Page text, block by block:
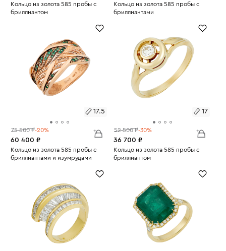
Размеры:
Кольцо из золота 585 пробы с
бриллиантом
Размеры:
Кольцо из золота 585 пробы с
бриллиантами
17.5
75 500 ₽-20%
60 400 ₽
Размеры:
Кольцо из золота 585 пробы с
бриллиантами и изумрудами
17
52 500 ₽-30%
36 700 ₽
Размеры:
Кольцо из золота 585 пробы с
бриллиантом